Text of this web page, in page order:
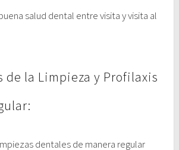
salud dental entre visita y visita al
de la Limpieza y Profilaxis
dentales de manera regular